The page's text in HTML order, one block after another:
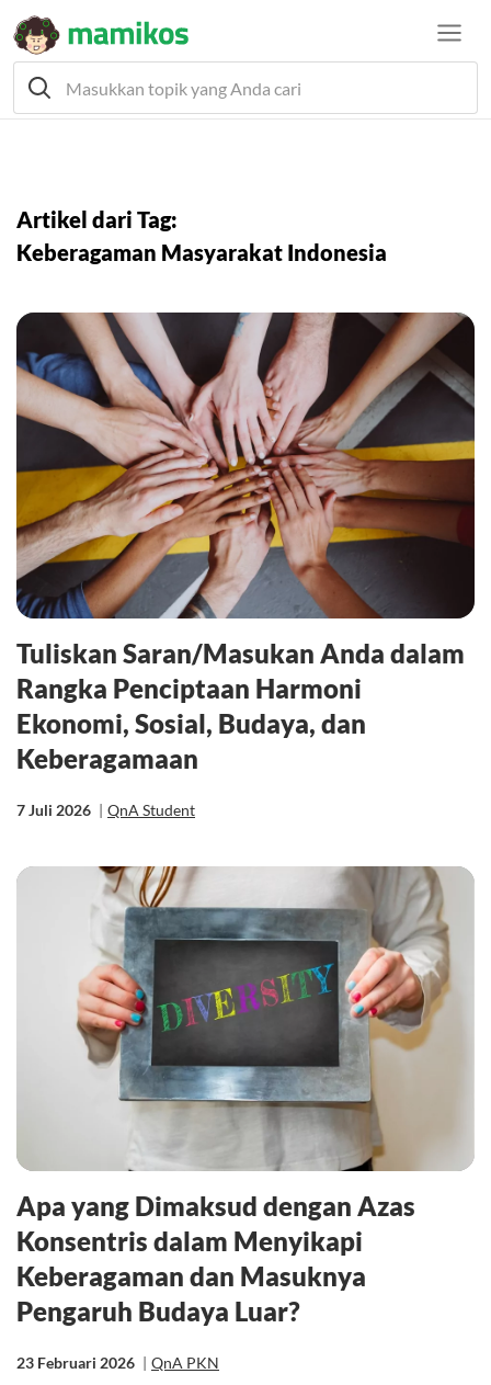
Artikel dari Tag:
Keberagaman Masyarakat Indonesia
Tuliskan Saran/Masukan Anda dalam
Rangka Penciptaan Harmoni
Ekonomi, Sosial, Budaya, dan
Keberagamaan
7 Juli 2026 | QnA Student
Apa yang Dimaksud dengan Azas
Konsentris dalam Menyikapi
Keberagaman dan Masuknya
Pengaruh Budaya Luar?
23 Februari 2026 | QnA PKN